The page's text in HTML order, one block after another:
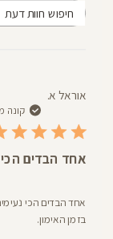
אוראל א.
קונה
אחד הבדים
אחד הבדים הכי
בזמן האימון.